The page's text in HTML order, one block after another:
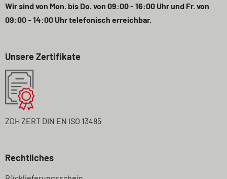
Wir sind von Mon. bis Do. von 09:00 - 16:00 Uhr und Fr. von
09:00 - 14:00 Uhr telefonisch erreichbar.
Unsere Zertifikate
ZDH ZERT DIN EN ISO 13485
Rechtliches